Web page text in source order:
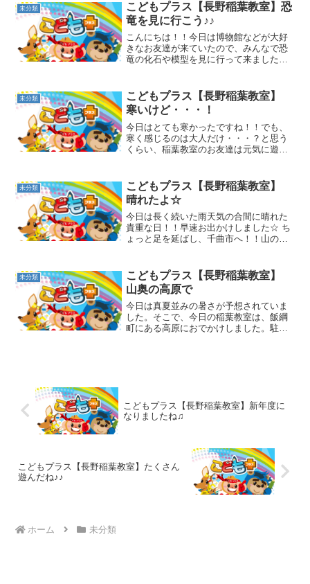
未分類
こどもプラス【長野稲葉教室】恐
竜を見に行こう♪♪
こんにちは！！今日は博物館などが大好
きなお友達が来ていたので、みんなで恐
竜の化石や模型を見に行って来ました☆
嬉しそうな表情でした(#^.^#)早速、館内
に入ってみるとい...
未分類
こどもプラス【長野稲葉教室】
寒いけど・・・！
今日はとても寒かったですね！！でも、
寒く感じるのは大人だけ・・・？と思う
くらい、稲葉教室のお友達は元気に遊ん
あそびでも元気！！たくさん動いて、温
まるね☆汗をかいたら、風...
未分類
こどもプラス【長野稲葉教室】
晴れたよ☆
今日は長く続いた雨天気の合間に晴れた
貴重な日！！早速お出かけしました☆ ち
ょっと足を延ばし、千曲市へ！！山の上
い景色が見える見張り台が！！千曲市や
長野市も一望出来て良い...
未分類
こどもプラス【長野稲葉教室】
山奥の高原で
今日は真夏並みの暑さが予想されていま
した。そこで、今日の稲葉教室は、飯綱
町にある高原におでかけしました。駐車
こどもプラス【長野稲葉教室】新年度に
なりましたね♫
こどもプラス【長野稲葉教室】たくさん
遊んだね♪♪
ホーム 未分類